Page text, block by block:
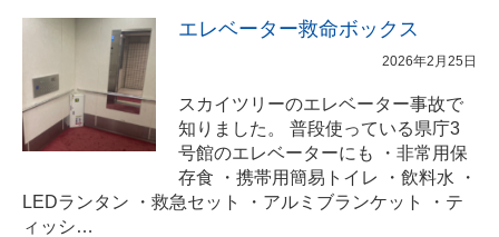
エレベーター救命ボックス
2026年2月25日
スカイツリーのエレベーター事故で
知りました。 普段使っている県庁3
号館のエレベーターにも ・非常用保
存食 ・携帯用簡易トイレ ・飲料水 ・
LEDランタン ・救急セット ・アルミブランケット ・テ
ィッシ…